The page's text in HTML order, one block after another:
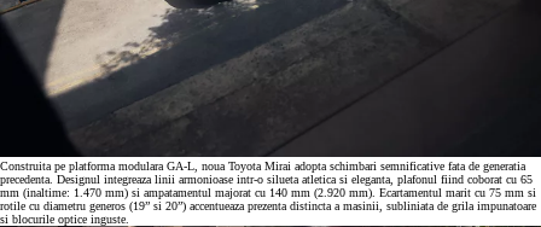
Construita pe platforma modulara GA-L, noua Toyota Mirai adopta schimbari semnificative fata de generatia
precedenta. Designul integreaza linii armonioase intr-o silueta atletica si eleganta, plafonul fiind coborat cu 65
mm (inaltime: 1.470 mm) si ampatamentul majorat cu 140 mm (2.920 mm). Ecartamentul marit cu 75 mm si
rotile cu diametru generos (19” si 20”) accentueaza prezenta distincta a masinii, subliniata de grila impunatoare
si blocurile optice inguste.